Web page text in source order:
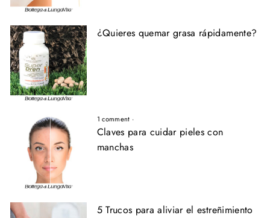
¿Quieres quemar grasa rápidamente?
1 comment ·
Claves para cuidar pieles con
manchas
5 Trucos para aliviar el estreñimiento